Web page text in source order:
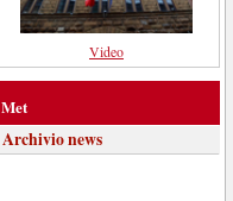
Video
Met
Archivio news